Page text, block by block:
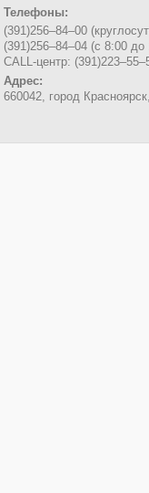
Телефоны:
(391)256–84–00
(391)256–84–04 (с 8:00
CALL-центр:
Адрес:
660042, город Красноярск,